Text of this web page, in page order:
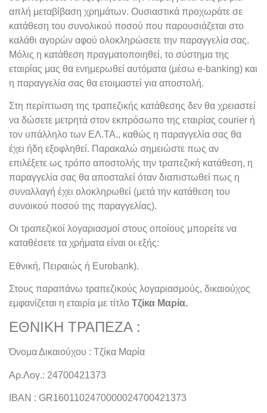
απλή μεταβίβαση χρημάτων. Ουσιαστικά προχωράτε σε
κατάθεση του συνολικού ποσού που παρουσιάζεται στο
καλάθι αγορών αφού ολοκληρώσετε την παραγγελία σας.
Μόλις η κατάθεση πραγματοποιηθεί, το σύστημα της
εταιρίας μας θα ενημερωθεί αυτόματα (μέσω e-banking) και
η παραγγελία σας θα ετοιμαστεί για αποστολή.
Στη περίπτωση της τραπεζικής κατάθεσης δεν θα χρειαστεί
να δώσετε μετρητά στον εκπρόσωπο της εταιρίας courier ή
τον υπάλληλο των ΕΛ.ΤΑ., καθώς η παραγγελία σας θα
έχει ήδη εξοφληθεί. Παρακαλώ σημειώστε πως αν
επιλέξετε ως τρόπο αποστολής την τραπεζική κατάθεση, η
παραγγελία σας θα αποσταλεί όταν διαπιστωθεί πως η
συναλλαγή έχει ολοκληρωθεί (μετά την κατάθεση του
συνοικού ποσού της παραγγελίας).
Οι τραπεζικοί λογαριασμοί στους οποίους μπορείτε να
καταθέσετε τα χρήματα είναι οι εξής:
Εθνική, Πειραιώς ή Eurobank).
Στους παραπάνω τραπεζικούς λογαριασμούς, δικαιούχος
εμφανίζεται η εταιρία με τίτλο Τζίκα Μαρία.
ΕΘΝΙΚΗ ΤΡΑΠΕΖΑ :
Όνομα Δικαιούχου : Τζίκα Μαρία
Αρ.Λογ.: 24700421373
ΙΒΑΝ : GR1601102470000024700421373